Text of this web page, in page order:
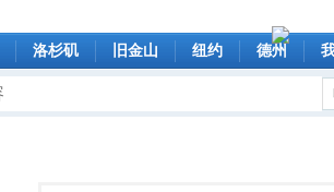
洛杉矶 旧金山 纽约 德州